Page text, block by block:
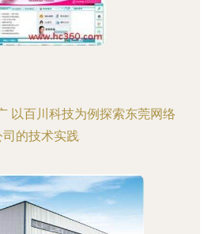
以百川科技为例探索东莞网络
司的技术实践